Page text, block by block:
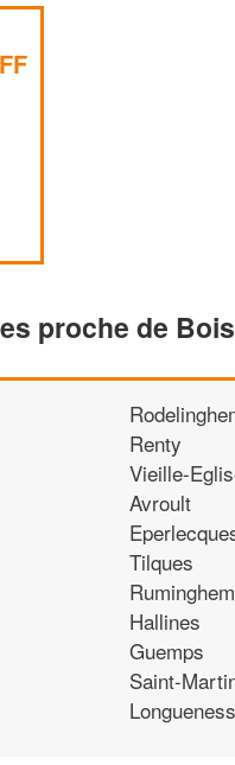
proche de
Renty
Vieille-
Avroult
Tilques
Ruminghem
Hallines
Guemps
Saint-